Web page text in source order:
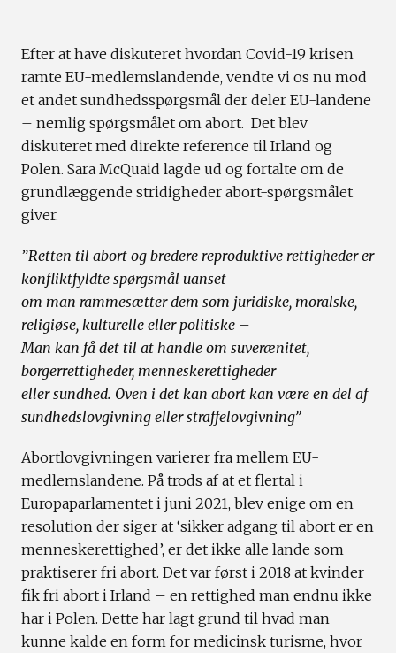
Efter at have diskuteret hvordan Covid-19 krisen
ramte EU-medlemslandende, vendte vi os nu mod
et andet sundhedsspørgsmål der deler EU-landene
– nemlig spørgsmålet om abort. Det blev
diskuteret med direkte reference til Irland og
Polen. Sara McQuaid lagde ud og fortalte om de
grundlæggende stridigheder abort-spørgsmålet
giver.
”Retten til abort og bredere reproduktive rettigheder er
konfliktfyldte spørgsmål uanset
om man rammesætter dem som juridiske, moralske,
religiøse, kulturelle eller politiske –
Man kan få det til at handle om suverænitet,
borgerrettigheder, menneskerettigheder
eller sundhed. Oven i det kan abort kan være en del af
sundhedslovgivning eller straffelovgivning”
Abortlovgivningen varierer fra mellem EU-
medlemslandene. På trods af at et flertal i
Europaparlamentet i juni 2021, blev enige om en
resolution der siger at ‘sikker adgang til abort er en
menneskerettighed’, er det ikke alle lande som
praktiserer fri abort. Det var først i 2018 at kvinder
fik fri abort i Irland – en rettighed man endnu ikke
har i Polen. Dette har lagt grund til hvad man
kunne kalde en form for medicinsk turisme, hvor